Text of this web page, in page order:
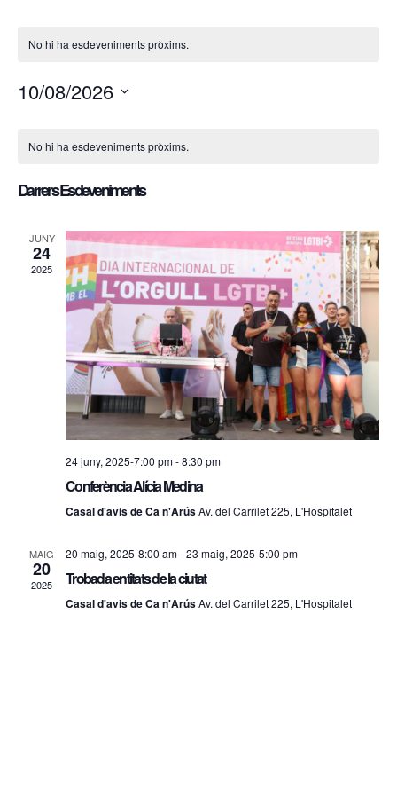
No hi ha esdeveniments pròxims.
10/08/2026
data.
Calendari
de
Esdeveniments
No hi ha esdeveniments pròxims.
Darrers Esdeveniments
JUNY
24
2025
24 juny, 2025-7:00 pm-8:30 pm
Conferència Alícia Medina
Casal d'avis de Ca n'ArúsAv. del Carrilet 225, L'Hospitalet
MAIG
20
2025
20 maig, 2025-8:00 am-23 maig, 2025-5:00 pm
Trobada entitats de la ciutat
Casal d'avis de Ca n'ArúsAv. del Carrilet 225, L'Hospitalet